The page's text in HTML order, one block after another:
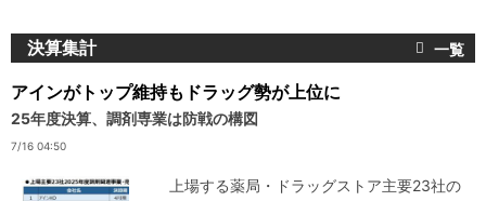
決算集計
アインがトップ維持もドラッグ勢が上位に
25年度決算、調剤専業は防戦の構図
7/16 04:50
上場する薬局・ドラッグストア主要23社の